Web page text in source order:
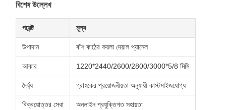
বিশেষ উল্লেখ
পয়েন্ট মূল্য
উপাদান বাঁশ কাঠের কয়লা দেয়াল প্যানেল
আকার 1220*2440/2600/2800/3000*5/8 মিমি
দৈর্ঘ্য গ্রাহকের প্রয়োজনীয়তা অনুযায়ী কাস্টমাইজযোগ্য
বিক্রয়োত্তর সেবা অনলাইন প্রযুক্তিগত সহায়তা